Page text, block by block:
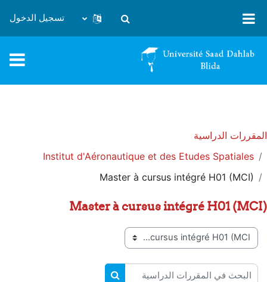
تبديل إدخال البحث
تسجيل الدخول
المقررات الدراسية
Institut d'Aéronautique et des Etudes Spatiales
Master à cursus intégré H01 (MCI)
Master à cursus intégré H01 (MCI)
تصنيفات المقررات
البحث في المقررات الدراسية